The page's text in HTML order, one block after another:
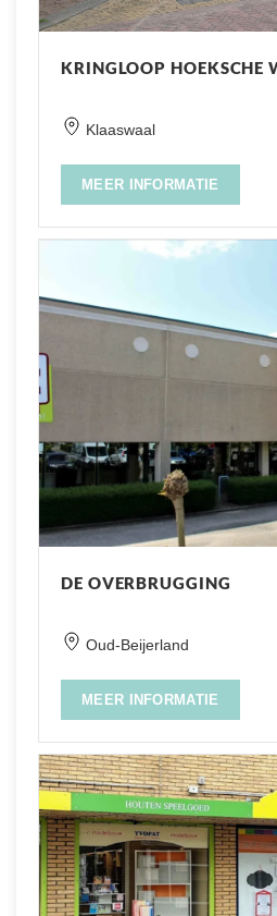
KRINGLOOP HOEKSCHE
Klaaswaal
MEER INFORMATIE
DE OVERBRUGGING
Oud-Beijerland
MEER INFORMATIE